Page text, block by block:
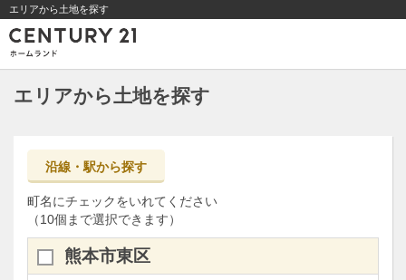
エリアから土地を探す
エリアから土地を探す
沿線・駅から探す
町名にチェックをいれてください
（10個まで選択できます）
熊本市東区